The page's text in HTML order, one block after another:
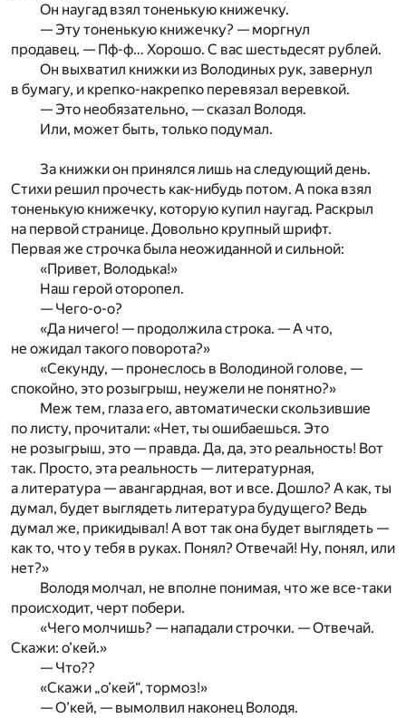
Он наугад взял тоненькую книжечку.
— Эту тоненькую книжечку? — моргнул
продавец. — Пф-ф… Хорошо. С вас шестьдесят рублей.
Он выхватил книжки из Володиных рук, завернул
в бумагу, и крепко-накрепко перевязал веревкой.
— Это необязательно, — сказал Володя.
Или, может быть, только подумал.
За книжки он принялся лишь на следующий день.
Стихи решил прочесть как-нибудь потом. А пока взял
тоненькую книжечку, которую купил наугад. Раскрыл
на первой странице. Довольно крупный шрифт.
Первая же строчка была неожиданной и сильной:
«Привет, Володька!»
Наш герой оторопел.
— Чего-о-о?
«Да ничего! — продолжила строка. — А что,
не ожидал такого поворота?»
«Секунду, — пронеслось в Володиной голове, —
спокойно, это розыгрыш, неужели не понятно?»
Меж тем, глаза его, автоматически скользившие
по листу, прочитали: «Нет, ты ошибаешься. Это
не розыгрыш, это — правда. Да, да, это реальность! Вот
так. Просто, эта реальность — литературная,
а литература — авангардная, вот и все. Дошло? А как, ты
думал, будет выглядеть литература будущего? Ведь
думал же, прикидывал! А вот так она будет выглядеть —
как то, что у тебя в руках. Понял? Отвечай! Ну, понял, или
нет?»
Володя молчал, не вполне понимая, что же все-таки
происходит, черт побери.
«Чего молчишь? — нападали строчки. — Отвечай.
Скажи: о’кей.»
— Что??
«Скажи „о’кей“, тормоз!»
— О’кей, — вымолвил наконец Володя.